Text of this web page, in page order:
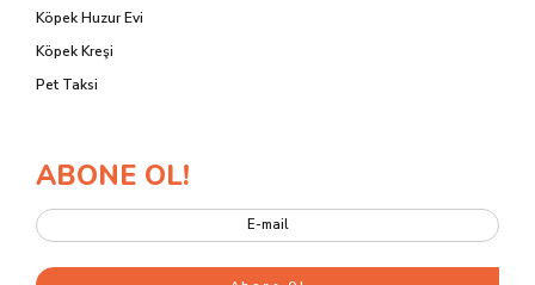
Köpek Huzur Evi
Köpek Kreşi
Pet Taksi
ABONE OL!